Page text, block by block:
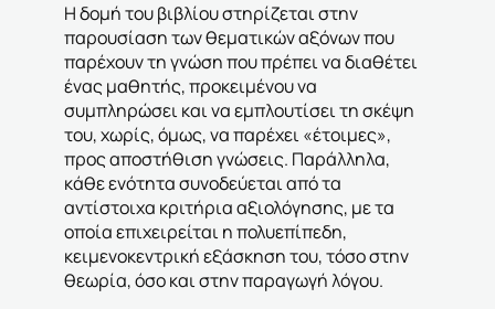
Η δομή του βιβλίου στηρίζεται στην
παρουσίαση των θεματικών αξόνων που
παρέχουν τη γνώση που πρέπει να διαθέτει
ένας μαθητής, προκειμένου να
συμπληρώσει και να εμπλουτίσει τη σκέψη
του, χωρίς, όμως, να παρέχει «έτοιμες»,
προς αποστήθιση γνώσεις. Παράλληλα,
κάθε ενότητα συνοδεύεται από τα
αντίστοιχα κριτήρια αξιολόγησης, με τα
οποία επιχειρείται η πολυεπίπεδη,
κειμενοκεντρική εξάσκηση του, τόσο στην
θεωρία, όσο και στην παραγωγή λόγου.